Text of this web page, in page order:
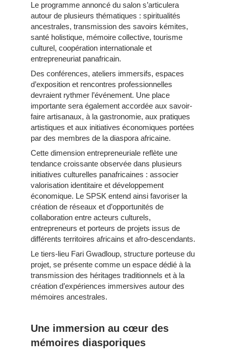
Le programme annoncé du salon s’articulera
autour de plusieurs thématiques : spiritualités
ancestrales, transmission des savoirs kémites,
santé holistique, mémoire collective, tourisme
culturel, coopération internationale et
entrepreneuriat panafricain.
Des conférences, ateliers immersifs, espaces
d’exposition et rencontres professionnelles
devraient rythmer l’événement. Une place
importante sera également accordée aux savoir-
faire artisanaux, à la gastronomie, aux pratiques
artistiques et aux initiatives économiques portées
par des membres de la diaspora africaine.
Cette dimension entrepreneuriale reflète une
tendance croissante observée dans plusieurs
initiatives culturelles panafricaines : associer
valorisation identitaire et développement
économique. Le SPSK entend ainsi favoriser la
création de réseaux et d’opportunités de
collaboration entre acteurs culturels,
entrepreneurs et porteurs de projets issus de
différents territoires africains et afro-descendants.
Le tiers-lieu Fari Gwadloup, structure porteuse du
projet, se présente comme un espace dédié à la
transmission des héritages traditionnels et à la
création d’expériences immersives autour des
mémoires ancestrales.
Une immersion au cœur des
mémoires diasporiques